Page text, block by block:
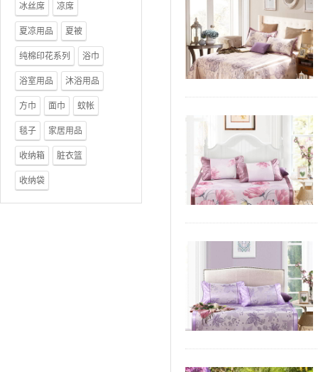
冰丝席 凉席
夏凉用品 夏被
纯棉印花系列 浴巾
浴室用品 沐浴用品
方巾 面巾 蚊帐
毯子 家居用品
收纳箱 脏衣篮
收纳袋